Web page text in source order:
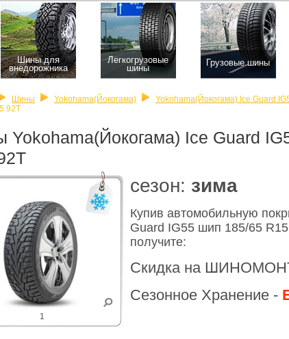
Шины для
внедорожника
Легкогрузовые
шины
Грузовые шины
Шины Yokohama(Йокогама) Yokohama(Йокогама) Ice Guard
92T
Yokohama(Йокогама) Ice Guard
1
cезон: зима
Купив автомобильную
Guard IG55 шип 185/65
получите:
Скидка на
Сезонное Хранение -